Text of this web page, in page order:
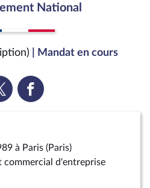
National
| Mandat en cours
Voir
la
à Paris (Paris)
d'entreprise